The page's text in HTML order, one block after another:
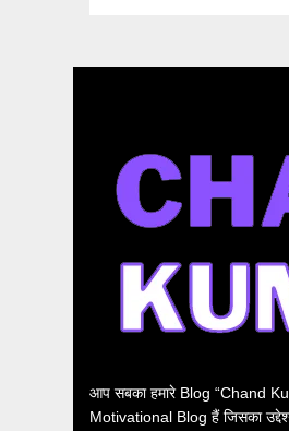
आप सबका हमारे Blog “Chand
Motivational Blog हैं जिसका